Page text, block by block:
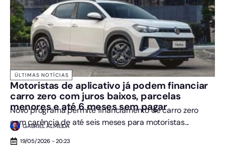
ÚLTIMAS NOTÍCIAS
Motoristas de aplicativo já podem financiar
carro zero com juros baixos, parcelas
menores e até 6 meses sem pagar
Novo programa permite financiamento de carro zero
com carência de até seis meses para motoristas...
GABRIEL ALMEIDA
19/05/2026 - 20:23